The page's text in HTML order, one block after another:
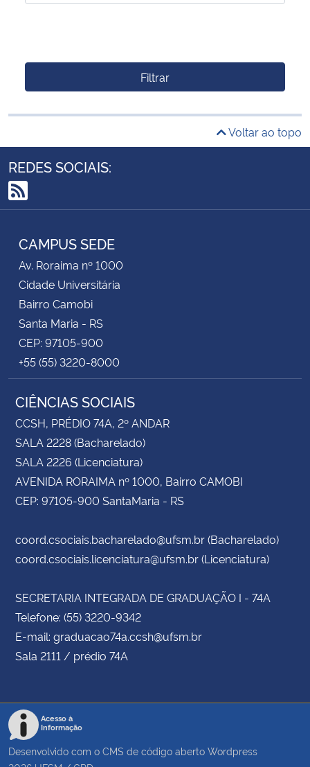
Filtrar
Voltar ao topo
REDES SOCIAIS:
RSS
CAMPUS SEDE
Av. Roraima nº 1000
Cidade Universitária
Bairro Camobi
Santa Maria - RS
CEP: 97105-900
+55 (55) 3220-8000
CIÊNCIAS SOCIAIS
CCSH, PRÉDIO 74A, 2º ANDAR
SALA 2228 (Bacharelado)
SALA 2226 (Licenciatura)
AVENIDA RORAIMA nº 1000, Bairro CAMOBI
CEP: 97105-900 SantaMaria - RS
coord.csociais.bacharelado@ufsm.br (Bacharelado)
coord.csociais.licenciatura@ufsm.br (Licenciatura)
SECRETARIA INTEGRADA DE GRADUAÇÃO I - 74A
Telefone: (55) 3220-9342
E-mail: graduacao74a.ccsh@ufsm.br
Sala 2111 / prédio 74A
Acesso à
Informação
Desenvolvido com o CMS de código aberto Wordpress